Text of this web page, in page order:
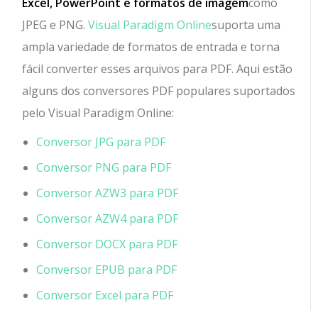
JPEG e PNG. Visual Paradigm Onlinesuporta uma
ampla variedade de formatos de entrada e torna
fácil converter esses arquivos para PDF. Aqui estão
alguns dos conversores PDF populares suportados
pelo Visual Paradigm Online:
Conversor JPG para PDF
Conversor PNG para PDF
Conversor AZW3 para PDF
Conversor AZW4 para PDF
Conversor DOCX para PDF
Conversor EPUB para PDF
Conversor Excel para PDF